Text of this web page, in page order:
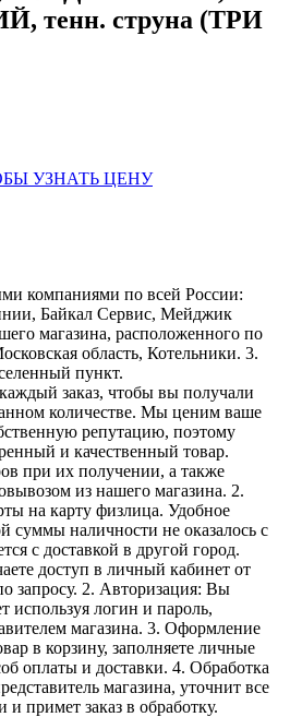
тенн. струна (ТРИ
УЗНАТЬ ЦЕНУ
компаниями по всей России:
Байкал Сервис, Мейджик
магазина, расположенного по
область, Котельники. 3.
пункт.
заказ, чтобы вы получали
количестве. Мы ценим ваше
репутацию, поэтому
и качественный товар.
при их получении, а также
из нашего магазина. 2.
на карту физлица. Удобное
суммы наличности не оказалось с
с доставкой в другой город.
доступ в личный кабинет от
запросу. 2. Авторизация: Вы
используя логин и пароль,
магазина. 3. Оформление
в корзину, заполняете личные
оплаты и доставки. 4. Обработка
магазина, уточнит все
примет заказ в обработку.